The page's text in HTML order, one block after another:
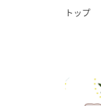
トップ